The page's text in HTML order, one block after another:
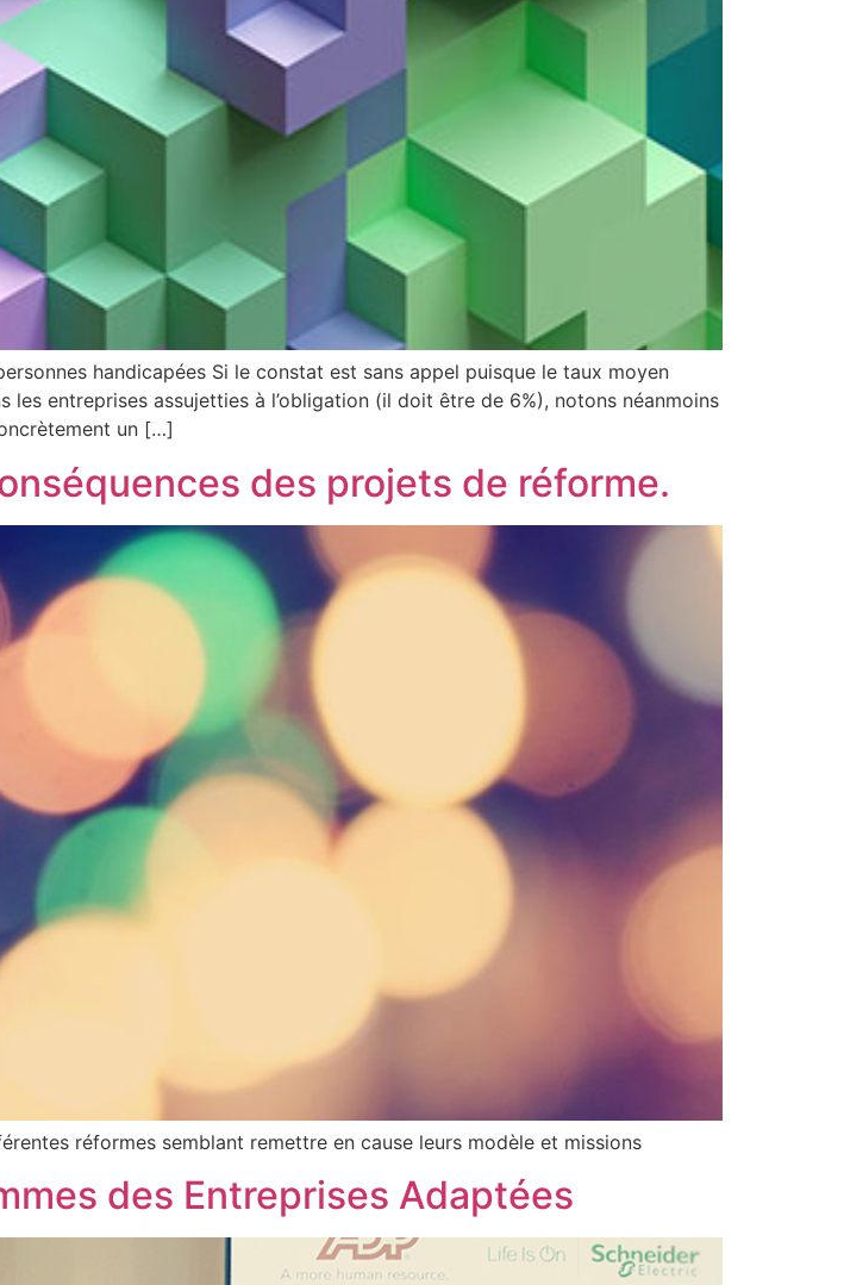
handicapées Si le constat est sans appel puisque le taux moyen
entreprises assujetties à l’obligation (il doit être de 6%), notons néanmoins
un […]
des projets de réforme.
réformes semblant remettre en cause leurs modèle et missions
des Entreprises Adaptées